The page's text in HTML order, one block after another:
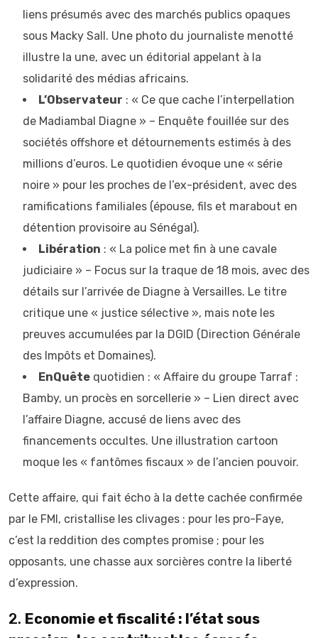
liens présumés avec des marchés publics opaques
sous Macky Sall. Une photo du journaliste menotté
illustre la une, avec un éditorial appelant à la
solidarité des médias africains.
L’Observateur : « Ce que cache l’interpellation
de Madiambal Diagne » – Enquête fouillée sur des
sociétés offshore et détournements estimés à des
millions d’euros. Le quotidien évoque une « série
noire » pour les proches de l’ex-président, avec des
ramifications familiales (épouse, fils et marabout en
détention provisoire au Sénégal).
Libération : « La police met fin à une cavale
judiciaire » – Focus sur la traque de 18 mois, avec des
détails sur l’arrivée de Diagne à Versailles. Le titre
critique une « justice sélective », mais note les
preuves accumulées par la DGID (Direction Générale
des Impôts et Domaines).
EnQuête quotidien : « Affaire du groupe Tarraf :
Bamby, un procès en sorcellerie » – Lien direct avec
l’affaire Diagne, accusé de liens avec des
financements occultes. Une illustration cartoon
moque les « fantômes fiscaux » de l’ancien pouvoir.
Cette affaire, qui fait écho à la dette cachée confirmée
par le FMI, cristallise les clivages : pour les pro-Faye,
c’est la reddition des comptes promise ; pour les
opposants, une chasse aux sorcières contre la liberté
d’expression.
2. Economie et fiscalité : l’état sous